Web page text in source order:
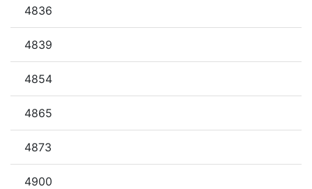
4836
4839
4854
4865
4873
4900